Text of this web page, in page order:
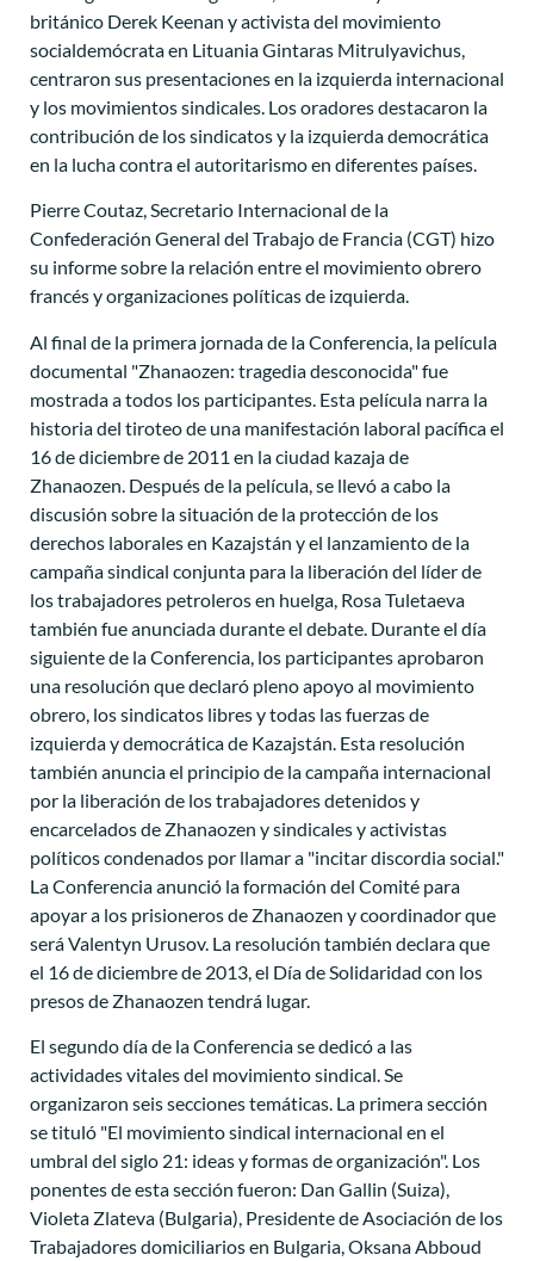
británico Derek Keenan y activista del movimiento
socialdemócrata en Lituania Gintaras Mitrulyavichus,
centraron sus presentaciones en la izquierda internacional
y los movimientos sindicales. Los oradores destacaron la
contribución de los sindicatos y la izquierda democrática
en la lucha contra el autoritarismo en diferentes países.
Pierre Coutaz, Secretario Internacional de la
Confederación General del Trabajo de Francia (CGT) hizo
su informe sobre la relación entre el movimiento obrero
francés y organizaciones políticas de izquierda.
Al final de la primera jornada de la Conferencia, la película
documental "Zhanaozen: tragedia desconocida" fue
mostrada a todos los participantes. Esta película narra la
historia del tiroteo de una manifestación laboral pacífica el
16 de diciembre de 2011 en la ciudad kazaja de
Zhanaozen. Después de la película, se llevó a cabo la
discusión sobre la situación de la protección de los
derechos laborales en Kazajstán y el lanzamiento de la
campaña sindical conjunta para la liberación del líder de
los trabajadores petroleros en huelga, Rosa Tuletaeva
también fue anunciada durante el debate. Durante el día
siguiente de la Conferencia, los participantes aprobaron
una resolución que declaró pleno apoyo al movimiento
obrero, los sindicatos libres y todas las fuerzas de
izquierda y democrática de Kazajstán. Esta resolución
también anuncia el principio de la campaña internacional
por la liberación de los trabajadores detenidos y
encarcelados de Zhanaozen y sindicales y activistas
políticos condenados por llamar a "incitar discordia social."
La Conferencia anunció la formación del Comité para
apoyar a los prisioneros de Zhanaozen y coordinador que
será Valentyn Urusov. La resolución también declara que
el 16 de diciembre de 2013, el Día de Solidaridad con los
presos de Zhanaozen tendrá lugar.
El segundo día de la Conferencia se dedicó a las
actividades vitales del movimiento sindical. Se
organizaron seis secciones temáticas. La primera sección
se tituló "El movimiento sindical internacional en el
umbral del siglo 21: ideas y formas de organización". Los
ponentes de esta sección fueron: Dan Gallin (Suiza),
Violeta Zlateva (Bulgaria), Presidente de Asociación de los
Trabajadores domiciliarios en Bulgaria, Oksana Abboud